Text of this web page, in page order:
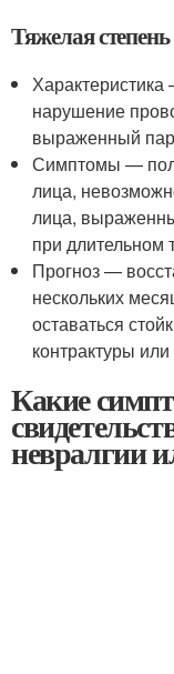
Тяжелая степень
нарушение
выраженный
Симптомы —
лица,
лица,
при длительном
Прогноз —
нескольких
оставаться
контрактуры
Какие
невралгии